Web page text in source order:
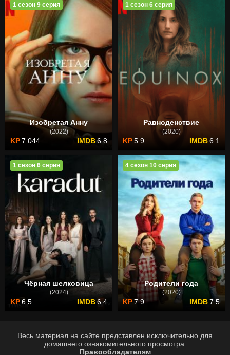
Изобретая Анну
(2022)
7.044 6.8
1 сезон 9 серия
Равноденствие
(2020)
5.9 6.1
1 сезон 6 серия
Чёрная шелковица
(2024)
6.5 6.4
1 сезон 6 серия
Родители года
(2020)
7.9 7.5
4 сезон 10 серия
Весь материал на сайте представлен исключительно для
домашнего ознакомительного просмотра.
Правообладателям